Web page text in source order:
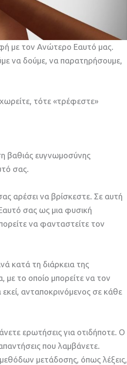
με τον Ανώτερο Εαυτό μας.
να δούμε, να παρατηρήσουμε,
τότε «τρέφεστε»
βαθιάς ευγνωμοσύνης
σας.
αρέσει να βρίσκεστε. Σε αυτή
σας ως μια φυσική
να φανταστείτε τον
κατά τη διάρκεια της
το οποίο μπορείτε να τον
ανταποκρινόμενος σε κάθε
ερωτήσεις για οτιδήποτε. Ο
που λαμβάνετε.
μεθόδων μετάδοσης, όπως λέξεις,